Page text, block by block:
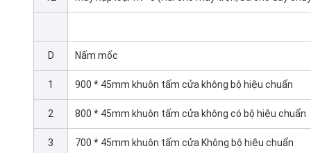
D Nấm mốc
1 900 * 45mm khuôn tấm cửa không bộ hiệu chuẩn
2 800 * 45mm khuôn tấm cửa không có bộ hiệu chuẩn
3 700 * 45mm khuôn tấm cửa Không bộ hiệu chuẩn